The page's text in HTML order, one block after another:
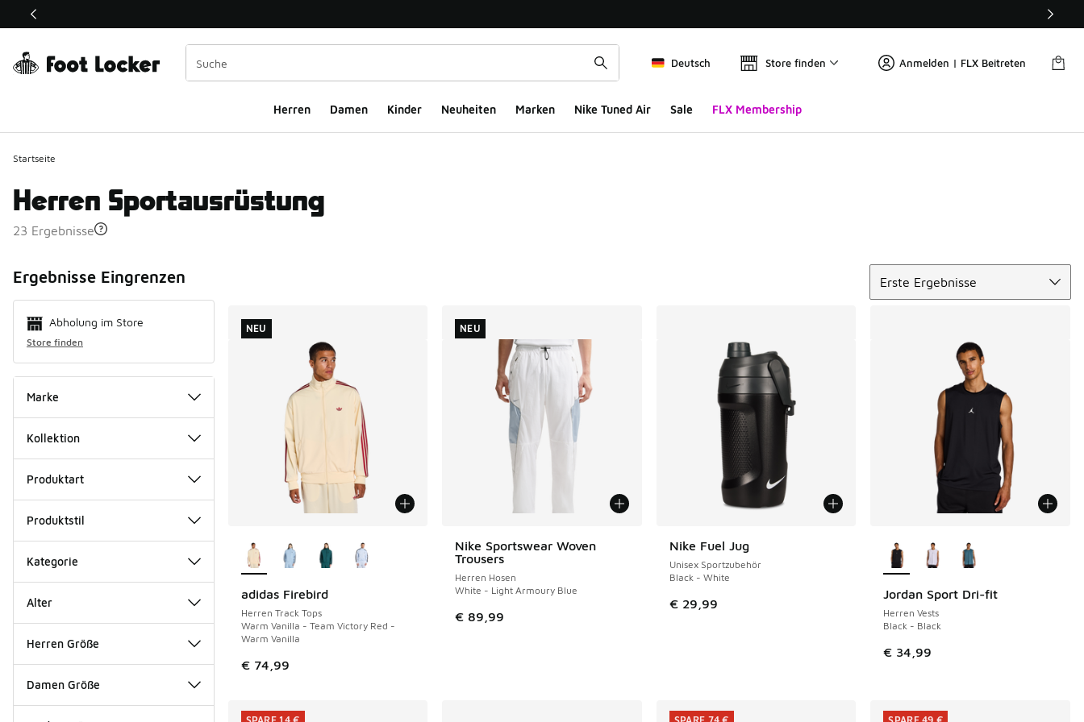
Dieser Link öffnet sich in einem neuen Fenster
Deutsch Store finden Anmelden | FLX Beitreten
Herren Damen Kinder Neuheiten Marken Nike Tuned Air Sale FLX Membership
Startseite
Herren Sportausrüstung
23 Ergebnisse
Ergebnisse Eingrenzen
Abholung im Store
Store finden
Marke
Kollektion
Produktart
Produktstil
Kategorie
Alter
Herren Größe
Damen Größe
Erste Ergebnisse
adidas Firebird
Herren Track Tops
Warm Vanilla - Team Victory Red -
Warm Vanilla
€ 74,99
NEU
NEU
Nike Sportswear Woven
Trousers
Herren Hosen
White - Light Armoury Blue
€ 89,99
NEU
NEU
Nike Fuel Jug
Unisex Sportzubehör
Black - White
€ 29,99
Jordan Sport Dri-fit
Herren Vests
Black - Black
€ 34,99